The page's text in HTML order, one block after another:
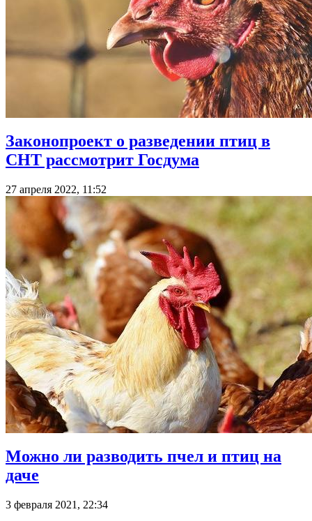
Законопроект о разведении птиц в
СНТ рассмотрит Госдума
27 апреля 2022, 11:52
Можно ли разводить пчел и птиц на
даче
3 февраля 2021, 22:34